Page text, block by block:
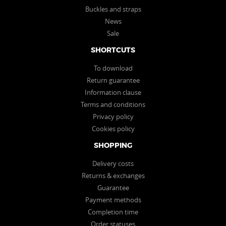
Buckles and straps
News
Sale
SHORTCUTS
To download
Return guarantee
Information clause
Terms and conditions
Privacy policy
Cookies policy
SHOPPING
Delivery costs
Returns & exchanges
Guarantee
Payment methods
Completion time
Order statuses